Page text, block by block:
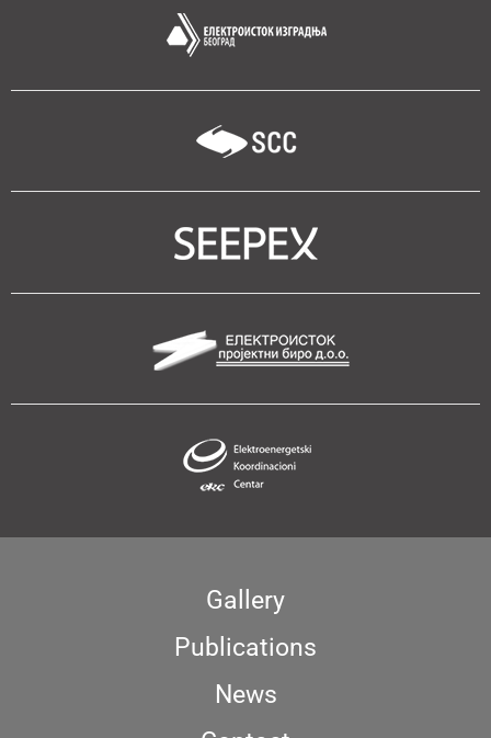
Gallery
Publications
News